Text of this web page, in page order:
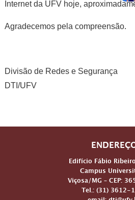
Internet da UFV hoje,
Agradecemos pela compreensão.
Divisão de Redes e Segurança
DTI/UFV
Edifício Fábio
Campus
Viçosa/MG – CEP:
Tel.: (31) 3612-